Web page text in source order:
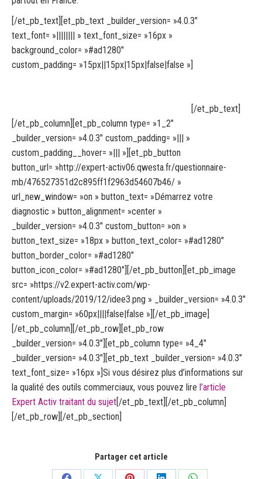
[/et_pb_text][et_pb_text _builder_version= »4.0.3″
text_font= »|||||||| » text_font_size= »16px »
background_color= »#ad1280″
custom_padding= »15px||15px|15px|false|false »]
[/et_pb_text]
[/et_pb_column][et_pb_column type= »1_2″
_builder_version= »4.0.3″ custom_padding= »||| »
custom_padding__hover= »||| »][et_pb_button
button_url= »http://expert-activ06.qwesta.fr/questionnaire-
mb/476527351d2c895ff1f2963d54607b46/ »
url_new_window= »on » button_text= »Démarrez votre
diagnostic » button_alignment= »center »
_builder_version= »4.0.3″ custom_button= »on »
button_text_size= »18px » button_text_color= »#ad1280″
button_border_color= »#ad1280″
button_icon_color= »#ad1280″][/et_pb_button][et_pb_image
src= »https://v2.expert-activ.com/wp-
content/uploads/2019/12/idee3.png » _builder_version= »4.0.3″
custom_margin= »60px||||false|false »][/et_pb_image]
[/et_pb_column][/et_pb_row][et_pb_row
_builder_version= »4.0.3″][et_pb_column type= »4_4″
_builder_version= »4.0.3″][et_pb_text _builder_version= »4.0.3″
text_font_size= »16px »]Si vous désirez plus d’informations sur
la qualité des outils commerciaux, vous pouvez lire l’article
Expert Activ traitant du sujet[/et_pb_text][/et_pb_column]
[/et_pb_row][/et_pb_section]
Partager cet article